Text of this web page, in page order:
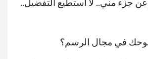
في مجال الرسم؟